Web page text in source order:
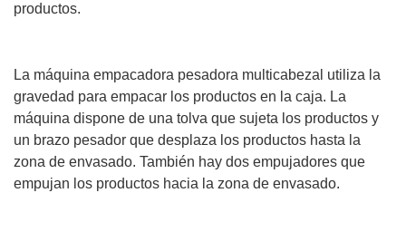
productos.
La máquina empacadora pesadora multicabezal utiliza la
gravedad para empacar los productos en la caja. La
máquina dispone de una tolva que sujeta los productos y
un brazo pesador que desplaza los productos hasta la
zona de envasado. También hay dos empujadores que
empujan los productos hacia la zona de envasado.